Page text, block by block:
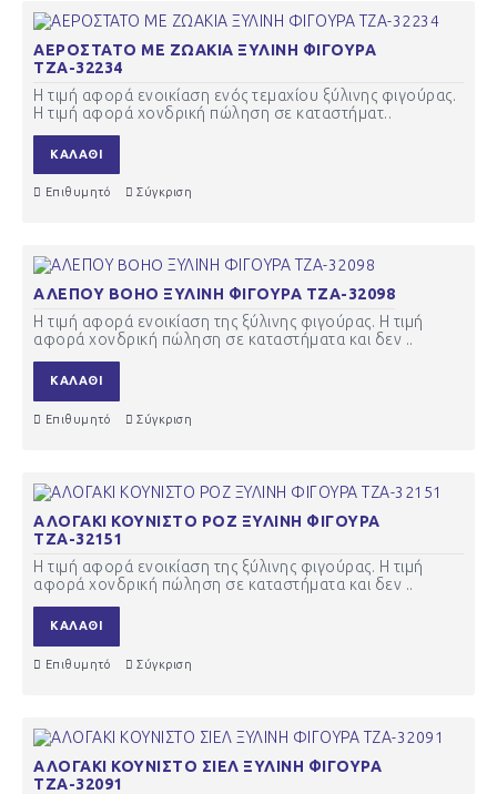
ΑΕΡΟΣΤΑΤΟ ΜΕ ΖΩΑΚΙΑ ΞΥΛΙΝΗ ΦΙΓΟΥΡΑ
ΤΖΑ-32234
Η τιμή αφορά ενοικίαση ενός τεμαχίου ξύλινης φιγούρας.
Η τιμή αφορά χονδρική πώληση σε καταστήματ..
ΚΑΛΆΘΙ
Επιθυμητό Σύγκριση
ΑΛΕΠΟΥ BOHO ΞΥΛΙΝΗ ΦΙΓΟΥΡΑ ΤΖΑ-32098
Η τιμή αφορά ενοικίαση της ξύλινης φιγούρας. Η τιμή
αφορά χονδρική πώληση σε καταστήματα και δεν ..
ΚΑΛΆΘΙ
Επιθυμητό Σύγκριση
ΑΛΟΓΑΚΙ ΚΟΥΝΙΣΤΟ ΡΟΖ ΞΥΛΙΝΗ ΦΙΓΟΥΡΑ
ΤΖΑ-32151
Η τιμή αφορά ενοικίαση της ξύλινης φιγούρας. Η τιμή
αφορά χονδρική πώληση σε καταστήματα και δεν ..
ΚΑΛΆΘΙ
Επιθυμητό Σύγκριση
ΑΛΟΓΑΚΙ ΚΟΥΝΙΣΤΟ ΣΙΕΛ ΞΥΛΙΝΗ ΦΙΓΟΥΡΑ
ΤΖΑ-32091